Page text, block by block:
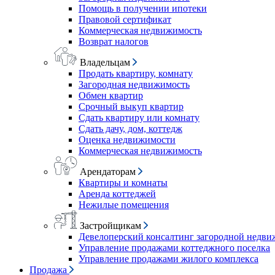
Помощь в получении ипотеки
Правовой сертификат
Коммерческая недвижимость
Возврат налогов
Владельцам
Продать квартиру, комнату
Загородная недвижимость
Обмен квартир
Срочный выкуп квартир
Сдать квартиру или комнату
Сдать дачу, дом, коттедж
Оценка недвижимости
Коммерческая недвижимость
Арендаторам
Квартиры и комнаты
Аренда коттеджей
Нежилые помещения
Застройщикам
Девелоперский консалтинг загородной
Управление продажами коттеджного поселка
Управление продажами жилого комплекса
Продажа